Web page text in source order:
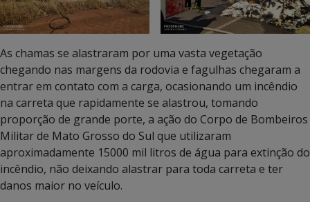
As chamas se alastraram por uma vasta vegetação
chegando nas margens da rodovia e fagulhas chegaram a
entrar em contato com a carga, ocasionando um incêndio
na carreta que rapidamente se alastrou, tomando
proporção de grande porte, a ação do Corpo de Bombeiros
Militar de Mato Grosso do Sul que utilizaram
aproximadamente 15000 mil litros de água para extinção do
incêndio, não deixando alastrar para toda carreta e ter
danos maior no veículo.